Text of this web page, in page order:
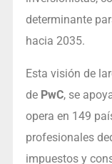
determinante
hacia 2035.
Esta visión de
de PwC, se
opera en 149
profesionales
impuestos y